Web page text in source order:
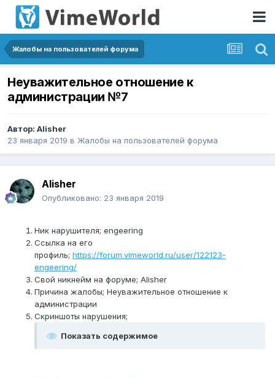
Жалобы на пользователей форума
Неуважительное отношение к
администрации №7
Автор: Alisher
23 января 2019 в Жалобы на пользователей форума
Alisher
Опубликовано: 23 января 2019
Ник нарушителя; engeering
Ссылка на его
профиль; https://forum.vimeworld.ru/user/122123-
engeering/
Свой никнейм на форуме; Alisher
Причина жалобы; Неуважительное отношение к
администрации
Скриншоты нарушения;
Показать содержимое